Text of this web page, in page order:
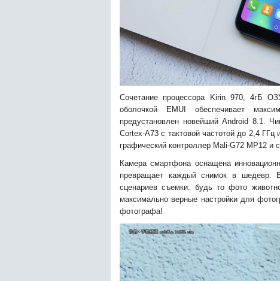
Сочетание процессора Kirin 970, 4гБ
оболочкой EMUI обеспечивает
предустановлен новейший Android 8.1.
Cortex-A73 с тактовой частотой до 2,4 ГГц
графический контроллер Mali-G72 MP12 и
Камера смартфона оснащена
превращает каждый снимок в шедевр.
сценариев съемки: будь то фото
максимально верные настройки для
фотографа!